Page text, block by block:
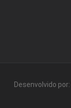
Desenvolvido por: